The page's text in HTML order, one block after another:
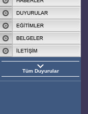
Tüm Duyurular